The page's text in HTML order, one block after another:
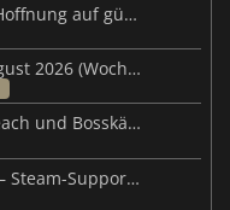
Steam Frame: Preis-Leak zerstört Hoffnung auf günstiges VR-Headset
Neue Videospiele der Woche – August 2026 (Woche 32)
Palworld-Update verbessert Sunreach und Bosskämpfe deutlich
Microsoft überdenkt Project Helix – Steam-Support gefährdet